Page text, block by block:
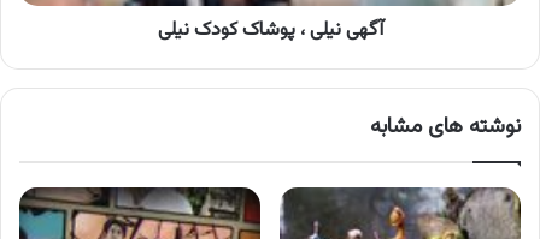
آگهی نیلی ، پوشاک کودک نیلی
نوشته های مشابه